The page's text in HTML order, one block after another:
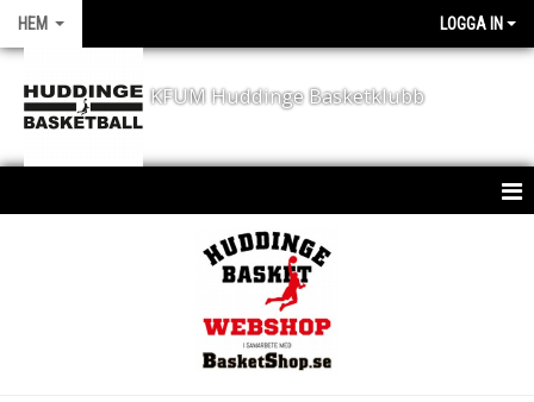
HEM LOGGA IN
KFUM Huddinge Basketklubb